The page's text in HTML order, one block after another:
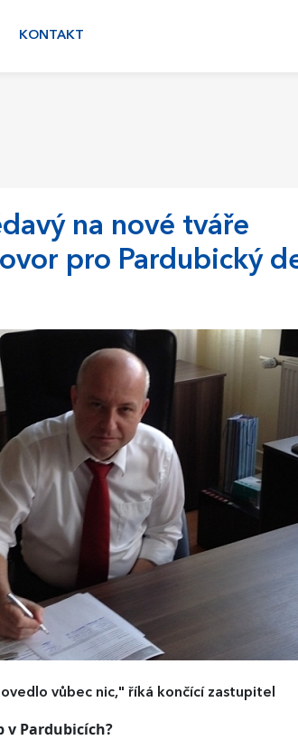
KONTAKT
na nové tváře
pro Pardubický
vůbec nic," říká končící zastupitel
v Pardubicích?